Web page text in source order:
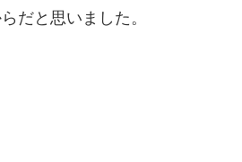
だと思いました。